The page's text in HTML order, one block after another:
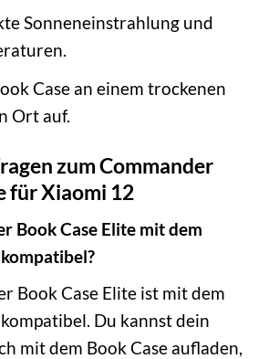
Sonneneinstrahlung und
Case an einem trockenen
Ort auf.
zum Commander
für Xiaomi 12
Book Case Elite mit dem
Book Case Elite ist mit dem
Du kannst dein
mit dem Book Case aufladen,